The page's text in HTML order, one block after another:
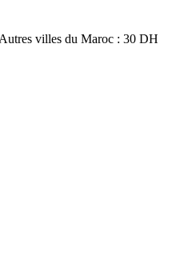
villes du Maroc : 30 DH